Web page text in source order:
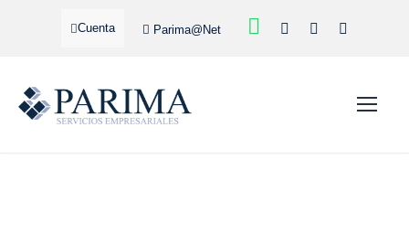
Cuenta Parima@Net